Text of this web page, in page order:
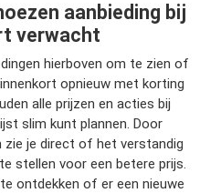
aanbieding bij
verwacht
hierboven om te zien of
opnieuw met korting
alle prijzen en acties bij
slim kunt plannen. Door
zie je direct of het verstandig
stellen voor een betere prijs.
ontdekken of er een nieuwe